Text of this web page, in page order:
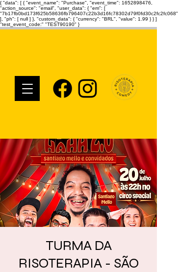
{ "data": [ { "event_name": "Purchase", "event_time": 1652898476,
"action_source": "email", "user_data": { "em": [
"7b17fb0bd173f625b58636fb796407c22b3d16fc78302d79f0fd30c2fc2fc068"
], "ph": [ null ] }, "custom_data": { "currency": "BRL", "value": 1.99 } } ]
"test_event_code:" "TEST90190" }
TURMA DA
RISOTERAPIA - SÃO